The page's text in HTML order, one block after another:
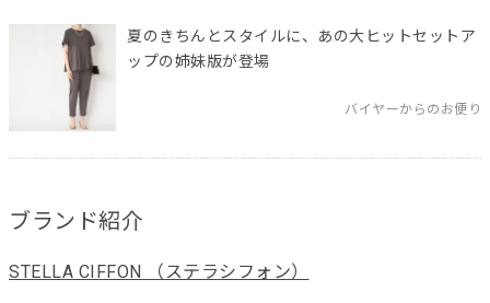
夏のきちんとスタイルに、あの大ヒットセットア
ップの姉妹版が登場
バイヤーからのお便り
ブランド紹介
STELLA CIFFON （ステラシフォン）